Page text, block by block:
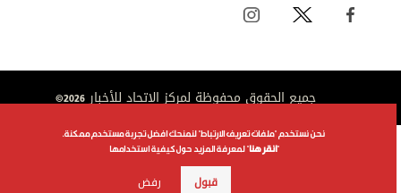
جميع الحقوق محفوظة لمركز الاتحاد للأخبار 2026©
نحن نستخدم "ملفات تعريف الارتباط" لنمنحك افضل تجربة مستخدم ممكنة.
انقر هنا" لمعرفة المزيد حول كيفية استخدامها
قبول رفض